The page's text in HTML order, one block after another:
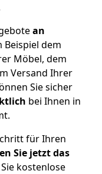
an
Beispiel dem
Möbel, dem
Versand Ihrer
Sie sicher
bei Ihnen in
für Ihren
Sie jetzt das
kostenlose